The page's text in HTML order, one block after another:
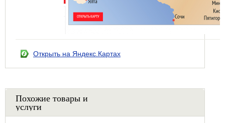
Открыть на Яндекс.Картах
Похожие товары и
услуги